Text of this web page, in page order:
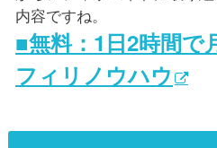
内容ですね。
■無料：1日2時間で
フィリノウハウ